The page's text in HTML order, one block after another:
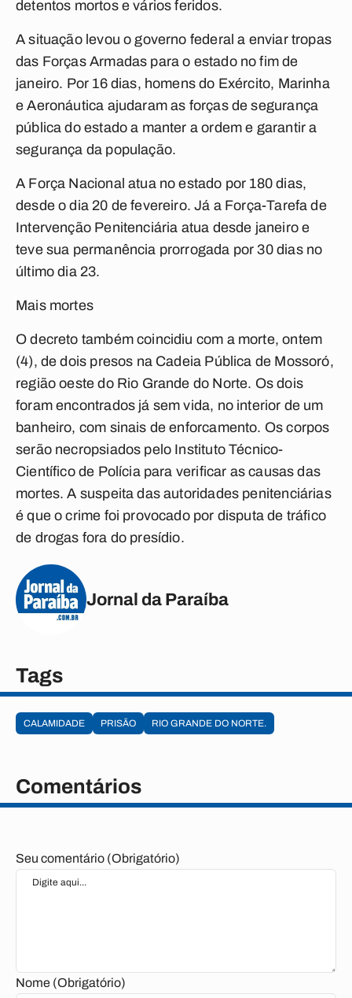
detentos mortos e vários feridos.
A situação levou o governo federal a enviar tropas
das Forças Armadas para o estado no fim de
janeiro. Por 16 dias, homens do Exército, Marinha
e Aeronáutica ajudaram as forças de segurança
pública do estado a manter a ordem e garantir a
segurança da população.
A Força Nacional atua no estado por 180 dias,
desde o dia 20 de fevereiro. Já a Força-Tarefa de
Intervenção Penitenciária atua desde janeiro e
teve sua permanência prorrogada por 30 dias no
último dia 23.
Mais mortes
O decreto também coincidiu com a morte, ontem
(4), de dois presos na Cadeia Pública de Mossoró,
região oeste do Rio Grande do Norte. Os dois
foram encontrados já sem vida, no interior de um
banheiro, com sinais de enforcamento. Os corpos
serão necropsiados pelo Instituto Técnico-
Científico de Polícia para verificar as causas das
mortes. A suspeita das autoridades penitenciárias
é que o crime foi provocado por disputa de tráfico
de drogas fora do presídio.
Jornal da Paraíba
Tags
CALAMIDADE PRISÃO RIO GRANDE DO NORTE.
Comentários
Seu comentário (Obrigatório)
Nome (Obrigatório)